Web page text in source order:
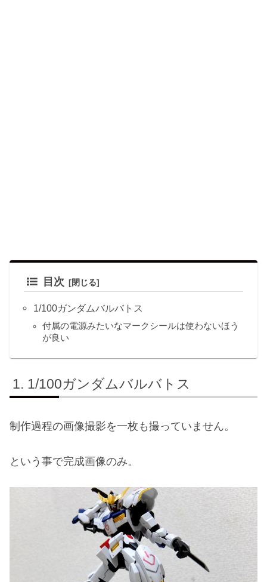
目次
1/100ガンダムバルバトス
付属の電源みたいなマークシールは使わないほう
が良い
1/100ガンダムバルバトス
制作過程の画像撮影を一枚も撮っていません。
という事で完成画像のみ。